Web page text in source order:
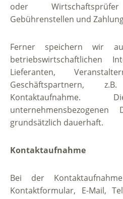
oder
Gebührenstellen und
Ferner speichern wir
betriebswirtschaftlichen
Lieferanten,
Geschäftspartnern,
Kontaktaufnahme.
grundsätzlich dauerhaft.
Kontaktaufnahme
Bei der
Kontaktformular, E-Mail,